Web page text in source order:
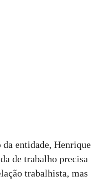
entidade, Henrique
de trabalho precisa
trabalhista, mas